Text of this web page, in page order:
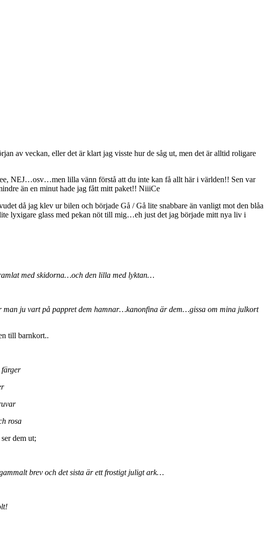
av veckan, eller det är klart jag visste hur de såg ut, men det är alltid roligare
NEJ…osv…men lilla vänn förstå att du inte kan få allt här i världen!! Sen var
än en minut hade jag fått mitt paket!! NiiiCe
då jag klev ur bilen och började Gå / Gå lite snabbare än vanligt mot den blåa
lyxigare glass med pekan nöt till mig…eh just det jag började mitt nya liv i
med skidorna…och den lilla med lyktan…
man ju vart på pappret dem hamnar…kanonfina är dem…gissa om mina julkort
till barnkort..
rosa
dem ut;
brev och det sista är ett frostigt juligt ark…